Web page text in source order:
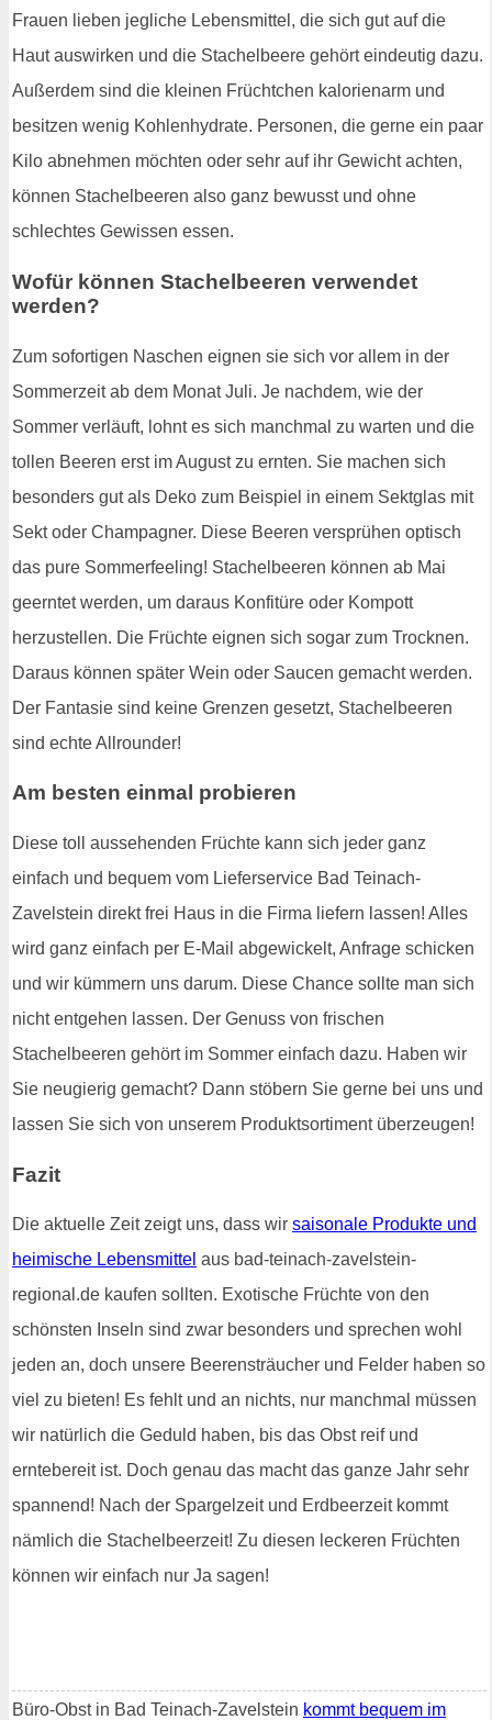
Frauen lieben jegliche Lebensmittel, die sich gut auf die
Haut auswirken und die Stachelbeere gehört eindeutig dazu.
Außerdem sind die kleinen Früchtchen kalorienarm und
besitzen wenig Kohlenhydrate. Personen, die gerne ein paar
Kilo abnehmen möchten oder sehr auf ihr Gewicht achten,
können Stachelbeeren also ganz bewusst und ohne
schlechtes Gewissen essen.
Wofür können Stachelbeeren verwendet
werden?
Zum sofortigen Naschen eignen sie sich vor allem in der
Sommerzeit ab dem Monat Juli. Je nachdem, wie der
Sommer verläuft, lohnt es sich manchmal zu warten und die
tollen Beeren erst im August zu ernten. Sie machen sich
besonders gut als Deko zum Beispiel in einem Sektglas mit
Sekt oder Champagner. Diese Beeren versprühen optisch
das pure Sommerfeeling! Stachelbeeren können ab Mai
geerntet werden, um daraus Konfitüre oder Kompott
herzustellen. Die Früchte eignen sich sogar zum Trocknen.
Daraus können später Wein oder Saucen gemacht werden.
Der Fantasie sind keine Grenzen gesetzt, Stachelbeeren
sind echte Allrounder!
Am besten einmal probieren
Diese toll aussehenden Früchte kann sich jeder ganz
einfach und bequem vom Lieferservice Bad Teinach-
Zavelstein direkt frei Haus in die Firma liefern lassen! Alles
wird ganz einfach per E-Mail abgewickelt, Anfrage schicken
und wir kümmern uns darum. Diese Chance sollte man sich
nicht entgehen lassen. Der Genuss von frischen
Stachelbeeren gehört im Sommer einfach dazu. Haben wir
Sie neugierig gemacht? Dann stöbern Sie gerne bei uns und
lassen Sie sich von unserem Produktsortiment überzeugen!
Fazit
Die aktuelle Zeit zeigt uns, dass wir saisonale Produkte und
heimische Lebensmittel aus bad-teinach-zavelstein-
regional.de kaufen sollten. Exotische Früchte von den
schönsten Inseln sind zwar besonders und sprechen wohl
jeden an, doch unsere Beerensträucher und Felder haben so
viel zu bieten! Es fehlt und an nichts, nur manchmal müssen
wir natürlich die Geduld haben, bis das Obst reif und
erntebereit ist. Doch genau das macht das ganze Jahr sehr
spannend! Nach der Spargelzeit und Erdbeerzeit kommt
nämlich die Stachelbeerzeit! Zu diesen leckeren Früchten
können wir einfach nur Ja sagen!
Büro-Obst in Bad Teinach-Zavelstein kommt bequem im